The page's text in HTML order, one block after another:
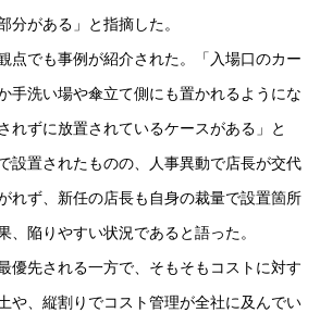
分がある」と指摘した。
点でも事例が紹介された。「入場口のカー
手洗い場や傘立て側にも置かれるようにな
れずに放置されているケースがある」と
設置されたものの、人事異動で店長が交代
れず、新任の店長も自身の裁量で設置箇所
、陥りやすい状況であると語った。
優先される一方で、そもそもコストに対す
や、縦割りでコスト管理が全社に及んでい